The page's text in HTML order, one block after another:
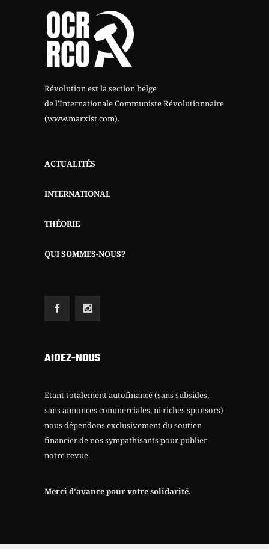
Révolution est la section belge
de l'Internationale Communiste Révolutionnaire
(www.marxist.com).
ACTUALITÉS
INTERNATIONAL
THÉORIE
QUI SOMMES-NOUS?
AIDEZ-NOUS
Etant totalement autofinancé (sans subsides,
sans annonces commerciales, ni riches sponsors)
nous dépendons exclusivement du soutien
financier de nos sympathisants pour publier
notre revue.
Merci d’avance pour votre solidarité.